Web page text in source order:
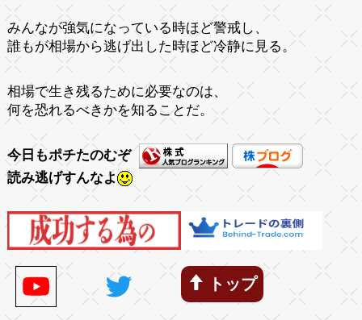
みんなが強気になっている時ほど警戒し、
誰もが相場から逃げ出した時ほど冷静に見る。
相場で生き残るために必要なのは、
何を恐れるべきかを知ることだ。
今日もポチたのむぞ
読み逃げすんなよ
トップ